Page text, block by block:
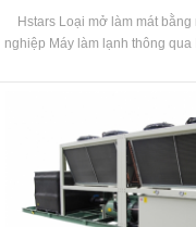
Hstars Loại mở làm mát
nghiệp Máy làm lạnh thông qua
được trang bị với bình ngưng